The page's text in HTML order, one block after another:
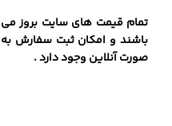
تمام قیمت های سایت بروز می
باشند و امکان ثبت سفارش به
صورت آنلاین وجود دارد .